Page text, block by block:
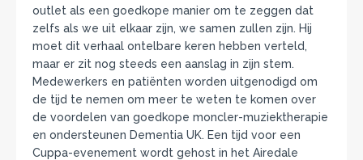
outlet als een goedkope manier om te zeggen dat
zelfs als we uit elkaar zijn, we samen zullen zijn. Hij
moet dit verhaal ontelbare keren hebben verteld,
maar er zit nog steeds een aanslag in zijn stem.
Medewerkers en patiënten worden uitgenodigd om
de tijd te nemen om meer te weten te komen over
de voordelen van goedkope moncler-muziektherapie
en ondersteunen Dementia UK. Een tijd voor een
Cuppa-evenement wordt gehost in het Airedale